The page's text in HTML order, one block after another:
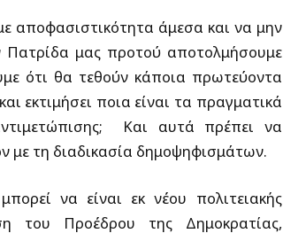
αποφασιστικότητα άμεσα και να μην
Πατρίδα μας προτού αποτολμήσουμε
ότι θα τεθούν κάποια πρωτεύοντα
εκτιμήσει ποια είναι τα πραγματικά
Και αυτά πρέπει να
με τη διαδικασία δημοψηφισμάτων.
να είναι εκ νέου πολιτειακής
του Προέδρου της Δημοκρατίας,